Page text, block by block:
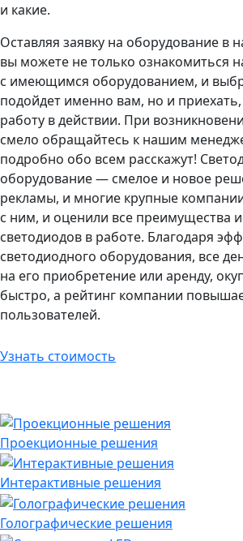
и какие.
Оставляя заявку на оборудование в
вы можете не только ознакомиться
с имеющимся оборудованием, и
подойдет именно вам, но и
работу в действии. При
смело обращайтесь к нашим
подробно обо всем расскажут!
оборудование — смелое и новое
рекламы, и многие крупные
с ним, и оценили все преимущества
светодиодов в работе. Благодаря
светодиодного оборудования, все
на его приобретение или аренду,
быстро, а рейтинг компании
пользователей.
Узнать стоимость
Проекционные решения
Интерактивные решения
Голографические решения